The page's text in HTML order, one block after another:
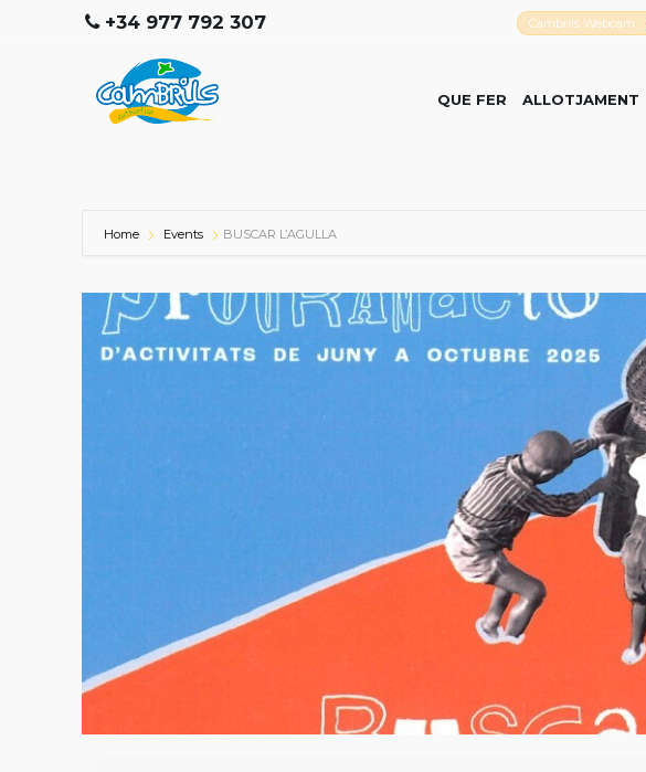
+34 977 792 307 Cambrils Webcam
QUE FER ALLOTJAMENT
Home Events BUSCAR L’AGULLA